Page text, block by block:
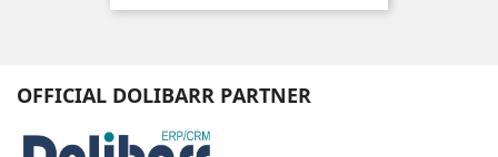
OFFICIAL DOLIBARR PARTNER